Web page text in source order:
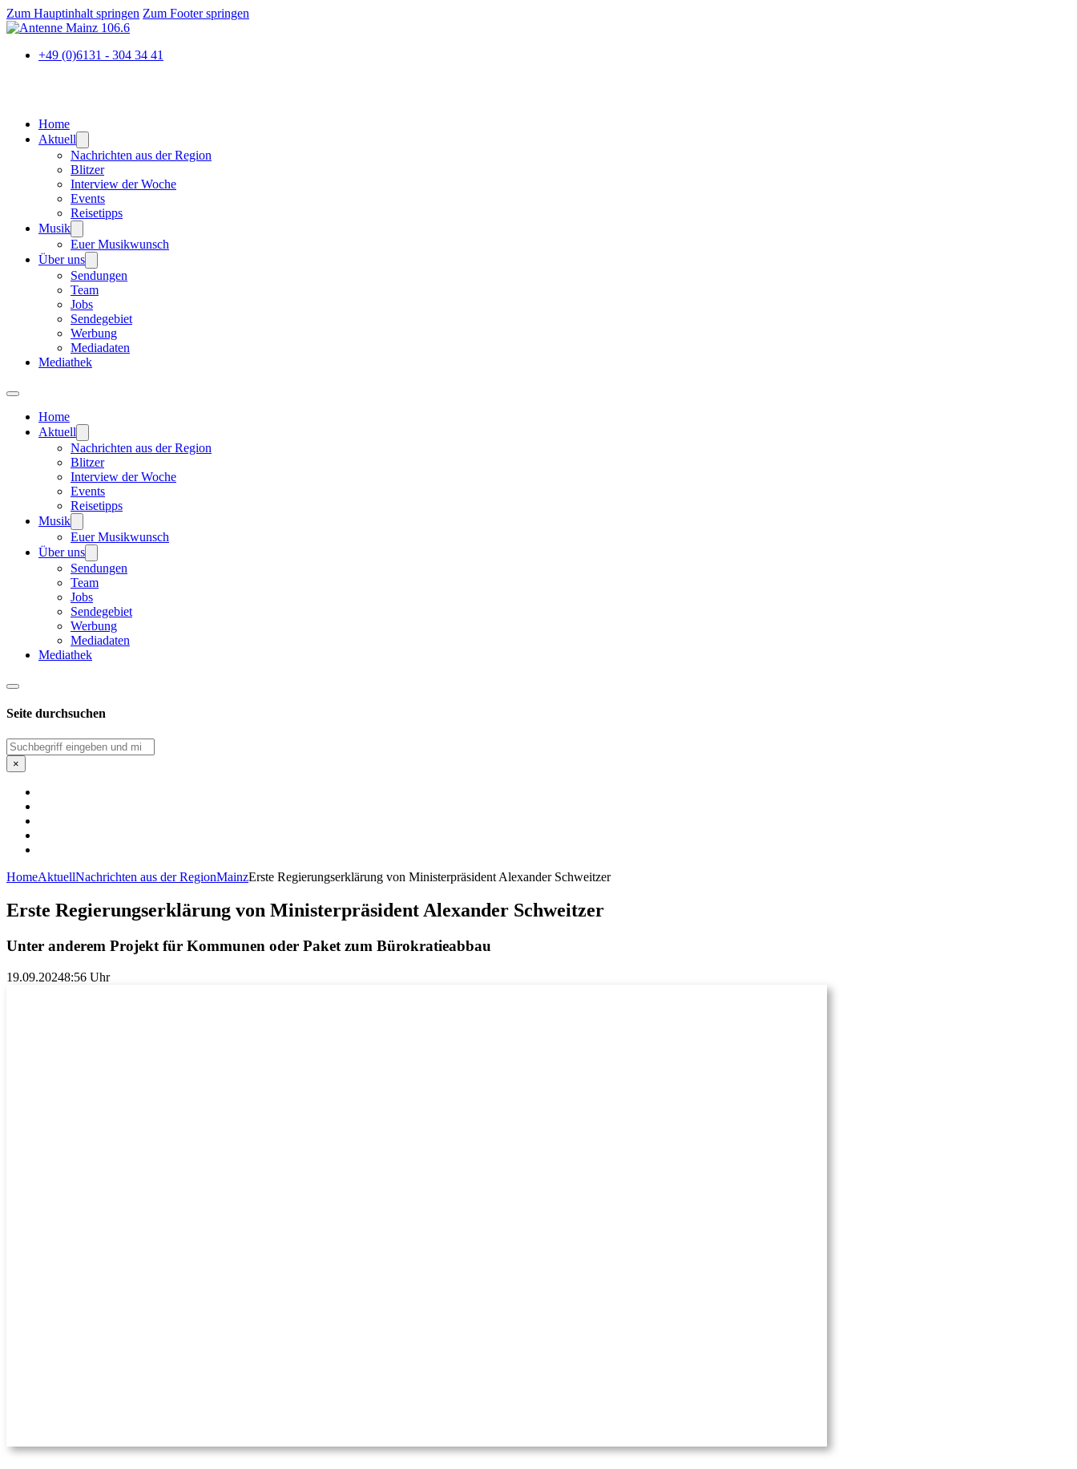
Zum Hauptinhalt springen Zum Footer springen
+49 (0)6131 - 304 34 41
Home
Aktuell
Nachrichten aus der Region
Blitzer
Interview der Woche
Events
Reisetipps
Musik
Euer Musikwunsch
Über uns
Sendungen
Team
Jobs
Sendegebiet
Werbung
Mediadaten
Mediathek
Home
Aktuell
Nachrichten aus der Region
Blitzer
Interview der Woche
Events
Reisetipps
Musik
Euer Musikwunsch
Über uns
Sendungen
Team
Jobs
Sendegebiet
Werbung
Mediadaten
Mediathek
Seite durchsuchen
Suchen
×
HomeAktuellNachrichten aus der RegionMainzErste Regierungserklärung von Ministerpräsident Alexander Schweitzer
Erste Regierungserklärung von Ministerpräsident Alexander Schweitzer
Unter anderem Projekt für Kommunen oder Paket zum Bürokratieabbau
19.09.20248:56 Uhr